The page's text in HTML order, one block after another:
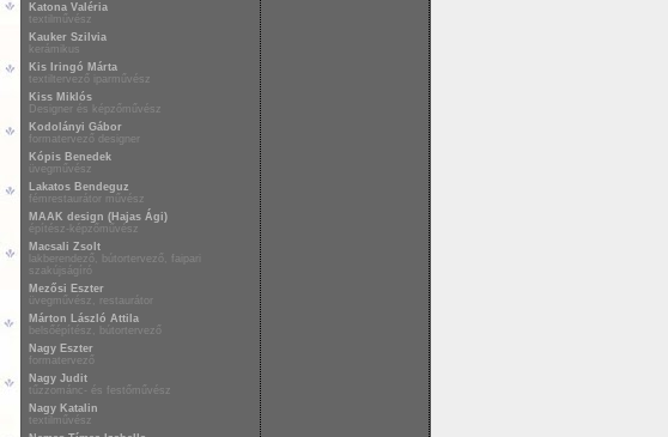
Katona Valéria
textilművész
Kauker Szilvia
kerámikus
Kis Iringó Márta
textiltervező iparművész
Kiss Miklós
Designer és képzőművész
Kodolányi Gábor
formatervező designer
Kópis Benedek
üvegművész
Lakatos Bendeguz
fémrestaurátor művész
MAAK design (Hajas Ági)
építész-képzőművész
Macsali Zsolt
lakberendező, bútortervező, faipari
szakújságíró
Mezősi Eszter
üvegművész, restaurátor
Márton László Attila
belsőépítész, bútortervező
Nagy Eszter
formatervező
Nagy Judit
tűzzománc- és festőművész
Nagy Katalin
textilművész